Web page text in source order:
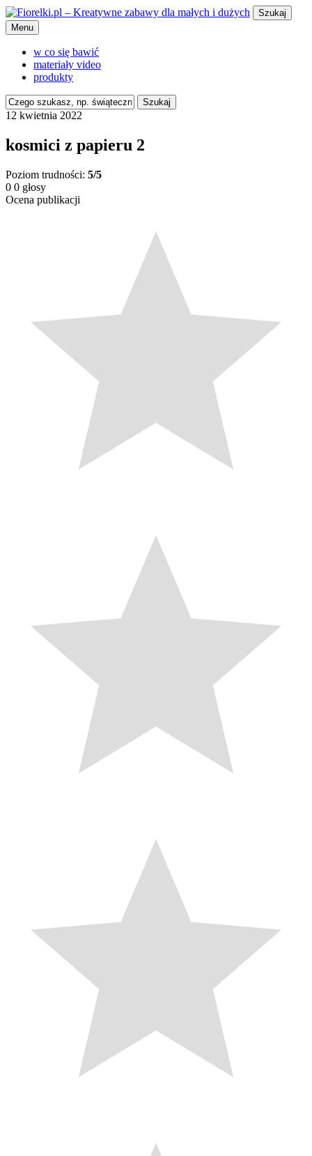
Szukaj
Menu
w co się bawić
materiały video
produkty
Szukaj
12 kwietnia 2022
kosmici z papieru 2
Poziom trudności: 5/5
0 0 głosy
Ocena publikacji